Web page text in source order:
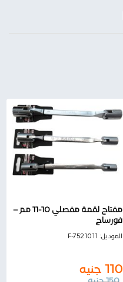
مفتاح لقمة مفصلي 10-11 مم –
فورساج
الموديل: F-7521011
110 جنيه